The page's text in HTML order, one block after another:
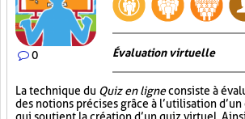
0 Évaluation virtuelle
La technique du Quiz en ligneconsiste à
des notions précises grâce à l’utilisation